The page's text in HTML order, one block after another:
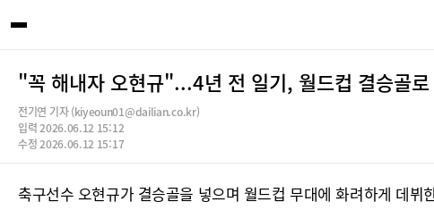
"꼭 해내자 오현규"...4년 전 일기, 월드컵 결승골
전기연 기자 (kiyeoun01@dailian.co.kr)
입력 2026.06.12 15:12
수정 2026.06.12 15:17
축구선수 오현규가 결승골을 넣으며 월드컵 무대에 화려하게 데